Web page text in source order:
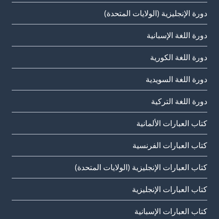
دورة الإنجليزية (الولايات المتحدة)
دورة اللغة الإسبانية
دورة اللغة الكورية
دورة اللغة السويدية
دورة اللغة التركية
كتاب العبارات الألمانية
كتاب العبارات الفرنسية
كتاب العبارات الإنجليزية (الولايات المتحدة)
كتاب العبارات الإنجليزية
كتاب العبارات الإسبانية